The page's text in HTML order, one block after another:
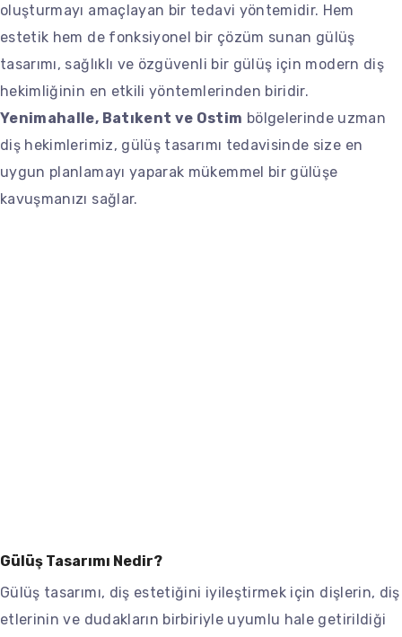
oluşturmayı amaçlayan bir tedavi yöntemidir. Hem
estetik hem de fonksiyonel bir çözüm sunan gülüş
tasarımı, sağlıklı ve özgüvenli bir gülüş için modern diş
hekimliğinin en etkili yöntemlerinden biridir.
Yenimahalle, Batıkent ve Ostim bölgelerinde uzman
diş hekimlerimiz, gülüş tasarımı tedavisinde size en
uygun planlamayı yaparak mükemmel bir gülüşe
kavuşmanızı sağlar.
Gülüş Tasarımı Nedir?
Gülüş tasarımı, diş estetiğini iyileştirmek için dişlerin, diş
etlerinin ve dudakların birbiriyle uyumlu hale getirildiği